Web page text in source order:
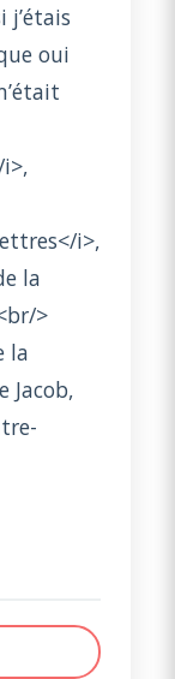
oui
i>,
la
>
la
Jacob,